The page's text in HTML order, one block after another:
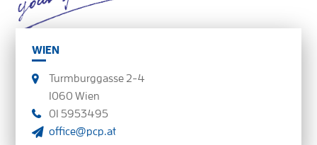
WIEN
Turmburggasse 2-4
1060 Wien
01 5953495
office@pcp.at